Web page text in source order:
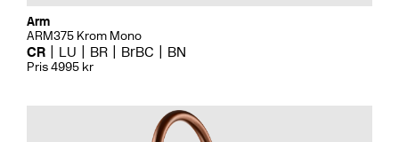
Arm
ARM375 Krom Mono
CR LU BR BrBC BN
Pris 4995 kr